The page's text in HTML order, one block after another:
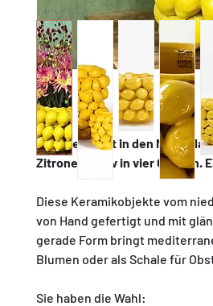
Handgefertigt in den
Zitronenmotiv in vier Größen.
Diese Keramikobjekte vom
von Hand gefertigt und mit
gerade Form bringt
Blumen oder als Schale für
Sie haben die Wahl: